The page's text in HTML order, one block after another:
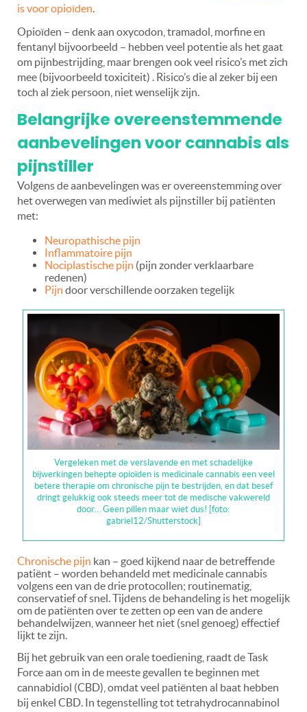
is voor opioïden.
Opioïden – denk aan oxycodon, tramadol, morfine en
fentanyl bijvoorbeeld – hebben veel potentie als het gaat
om pijnbestrijding, maar brengen ook veel risico’s met zich
mee (bijvoorbeeld toxiciteit) . Risico’s die al zeker bij een
toch al ziek persoon, niet wenselijk zijn.
Belangrijke overeenstemmende
aanbevelingen voor cannabis als
pijnstiller
Volgens de aanbevelingen was er overeenstemming over
het overwegen van mediwiet als pijnstiller bij patiënten
met:
Neuropathische pijn
Inflammatoire pijn
Nociplastische pijn (pijn zonder verklaarbare
redenen)
Pijn door verschillende oorzaken tegelijk
Vergeleken met de verslavende en met schadelijke
bijwerkingen behepte opioïden is medicinale cannabis een veel
betere therapie om chronische pijn te bestrijden, en dat besef
dringt gelukkig ook steeds meer tot de medische vakwereld
door… Geen pillen maar wiet dus! [foto:
gabriel12/Shutterstock]
Chronische pijn kan – goed kijkend naar de betreffende
patiënt – worden behandeld met medicinale cannabis
volgens een van de drie protocollen; routinematig,
conservatief of snel. Tijdens de behandeling is het mogelijk
om de patiënten over te zetten op een van de andere
behandelwijzen, wanneer het niet (snel genoeg) effectief
lijkt te zijn.
Bij het gebruik van een orale toediening, raadt de Task
Force aan om in de meeste gevallen te beginnen met
cannabidiol (CBD), omdat veel patiënten al baat hebben
bij enkel CBD. In tegenstelling tot tetrahydrocannabinol